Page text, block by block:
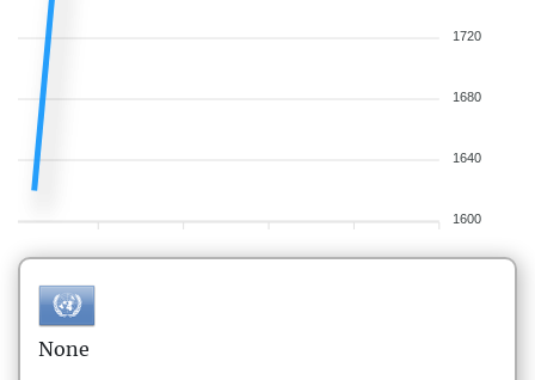
1720
1680
1640
1600
None